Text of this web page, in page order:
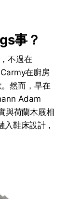
事？
不過在
在廚房
然而，早在
Adam
與荷蘭木屐相
鞋床設計，